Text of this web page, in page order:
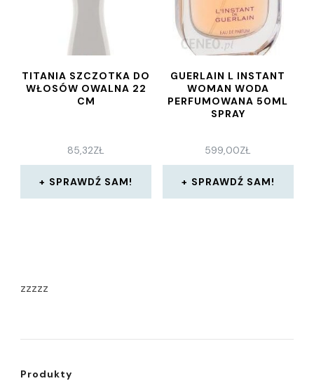
TITANIA SZCZOTKA DO
WŁOSÓW OWALNA 22
CM
85,32ZŁ
SPRAWDŹ SAM!
GUERLAIN L INSTANT
WOMAN WODA
PERFUMOWANA 50ML
SPRAY
599,00ZŁ
SPRAWDŹ SAM!
zzzzz
Produkty